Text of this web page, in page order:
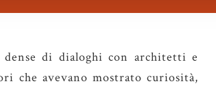
dense di dialoghi con architetti e
che avevano mostrato curiosità,